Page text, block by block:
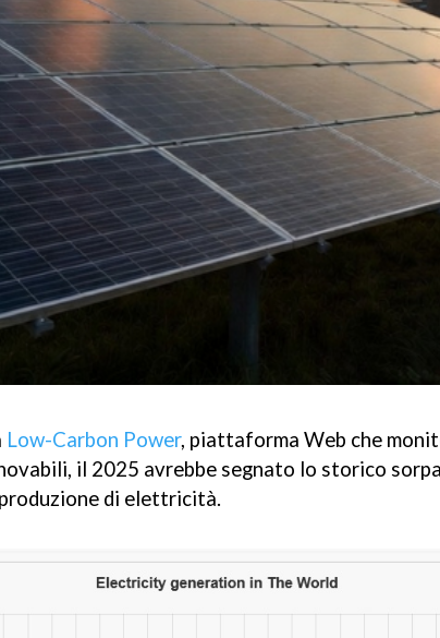
Low-Carbon Power, piattaforma Web che
il 2025 avrebbe segnato lo storico
di elettricità.
Google+ Buffer